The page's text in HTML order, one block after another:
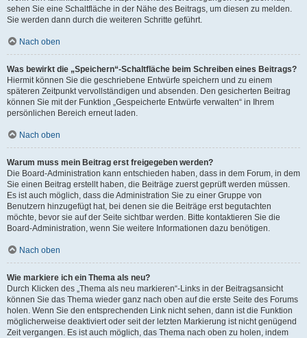
sehen Sie eine Schaltfläche in der Nähe des Beitrags, um diesen zu melden.
Sie werden dann durch die weiteren Schritte geführt.
Nach oben
Was bewirkt die „Speichern“-Schaltfläche beim Schreiben eines Beitrags?
Hiermit können Sie die geschriebene Entwürfe speichern und zu einem
späteren Zeitpunkt vervollständigen und absenden. Den gesicherten Beitrag
können Sie mit der Funktion „Gespeicherte Entwürfe verwalten“ in Ihrem
persönlichen Bereich erneut laden.
Nach oben
Warum muss mein Beitrag erst freigegeben werden?
Die Board-Administration kann entschieden haben, dass in dem Forum, in dem
Sie einen Beitrag erstellt haben, die Beiträge zuerst geprüft werden müssen.
Es ist auch möglich, dass die Administration Sie zu einer Gruppe von
Benutzern hinzugefügt hat, bei denen sie die Beiträge erst begutachten
möchte, bevor sie auf der Seite sichtbar werden. Bitte kontaktieren Sie die
Board-Administration, wenn Sie weitere Informationen dazu benötigen.
Nach oben
Wie markiere ich ein Thema als neu?
Durch Klicken des „Thema als neu markieren“-Links in der Beitragsansicht
können Sie das Thema wieder ganz nach oben auf die erste Seite des Forums
holen. Wenn Sie den entsprechenden Link nicht sehen, dann ist die Funktion
möglicherweise deaktiviert oder seit der letzten Markierung ist nicht genügend
Zeit vergangen. Es ist auch möglich, das Thema nach oben zu holen, indem